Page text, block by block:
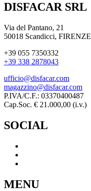
DISFACAR SRL
Via del Pantano, 21
50018 Scandicci, FIRENZE
+39 055 7350332
+39 338 2878043
ufficio@disfacar.com
magazzino@disfacar.com
P.IVA/C.F.: 03370400487
Cap.Soc. € 21.000,00 (i.v.)
SOCIAL
MENU